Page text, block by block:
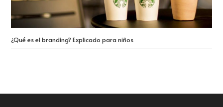
¿Qué es el branding? Explicado para niños